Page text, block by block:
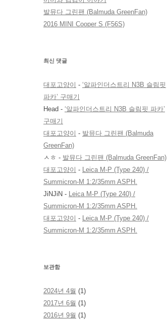
발뮤다 그린팬 (Balmuda GreenFan)
2016 MINI Cooper S (F56S)
최신 댓글
대포고양이 - ‘알파인더스트리 N3B 슬림핏
파카’ 구매기
Head - ‘알파인더스트리 N3B 슬림핏 파카’
구매기
대포고양이 - 발뮤다 그린팬 (Balmuda
GreenFan)
ㅅㅎ - 발뮤다 그린팬 (Balmuda GreenFan)
대포고양이 - Leica M-P (Type 240) /
Summicron-M 1:2/35mm ASPH.
JiNJiN - Leica M-P (Type 240) /
Summicron-M 1:2/35mm ASPH.
대포고양이 - Leica M-P (Type 240) /
Summicron-M 1:2/35mm ASPH.
보관함
2024년 4월 (1)
2017년 6월 (1)
2016년 9월 (1)